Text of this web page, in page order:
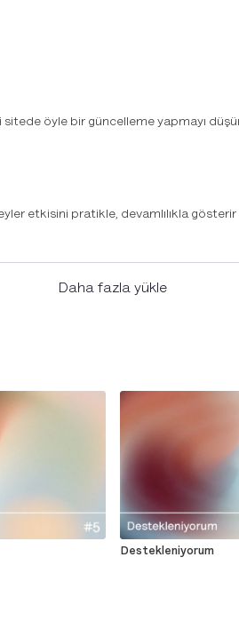
öyle bir güncelleme yapmayı
etkisini pratikle, devamlılıkla gösterir
Daha fazla yükle
Destekleniyorum